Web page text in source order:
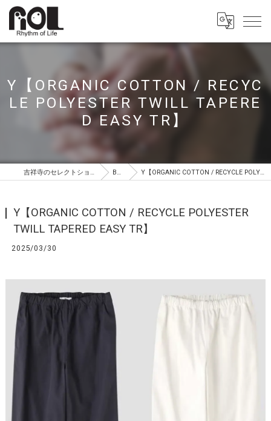
Y【ORGANIC COTTON / RECYC
LE POLYESTER TWILL TAPERE
D EASY TR】
吉祥寺のセレクトショップはROL（ロル） BLOG Y【ORGANIC COTTON / RECYCLE POLYESTER TWILL TAPERED EASY TR】
Y【ORGANIC COTTON / RECYCLE POLYESTER
TWILL TAPERED EASY TR】
2025/03/30